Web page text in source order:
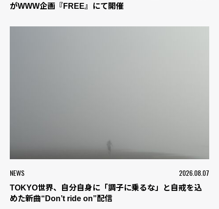
がWWW企画『FREE』にて開催
NEWS 2026.08.07
TOKYO世界、自分自身に「調子に乗るな」と自戒を込
めた新曲“Don’t ride on”配信